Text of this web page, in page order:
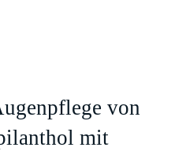
von
mit